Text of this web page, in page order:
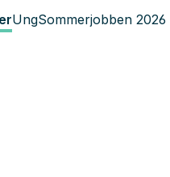
UngSommerjobben 2026